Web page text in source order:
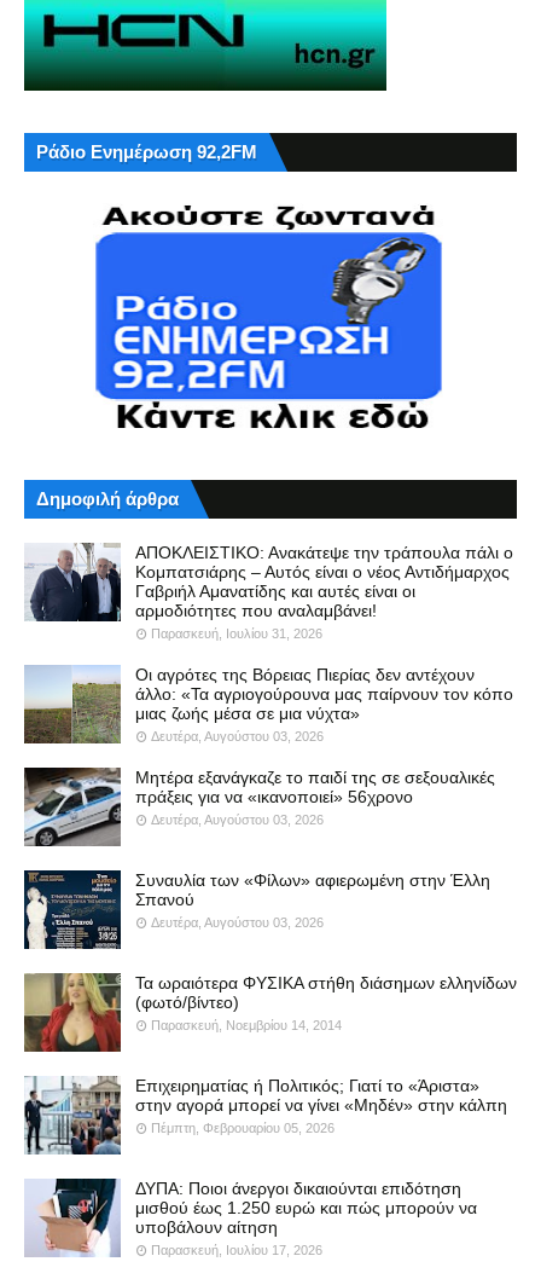
Ράδιο Ενημέρωση 92,2FM
Δημοφιλή άρθρα
ΑΠΟΚΛΕΙΣΤΙΚΟ: Ανακάτεψε την τράπουλα πάλι ο
Κομπατσιάρης – Αυτός είναι ο νέος Αντιδήμαρχος
Γαβριήλ Αμανατίδης και αυτές είναι οι
αρμοδιότητες που αναλαμβάνει!
Παρασκευή, Ιουλίου 31, 2026
Οι αγρότες της Βόρειας Πιερίας δεν αντέχουν
άλλο: «Τα αγριογούρουνα μας παίρνουν τον κόπο
μιας ζωής μέσα σε μια νύχτα»
Δευτέρα, Αυγούστου 03, 2026
Μητέρα εξανάγκαζε το παιδί της σε σεξουαλικές
πράξεις για να «ικανοποιεί» 56χρονο
Δευτέρα, Αυγούστου 03, 2026
Συναυλία των «Φίλων» αφιερωμένη στην Έλλη
Σπανού
Δευτέρα, Αυγούστου 03, 2026
Τα ωραιότερα ΦΥΣΙΚΑ στήθη διάσημων ελληνίδων
(φωτό/βίντεο)
Παρασκευή, Νοεμβρίου 14, 2014
Επιχειρηματίας ή Πολιτικός; Γιατί το «Άριστα»
στην αγορά μπορεί να γίνει «Μηδέν» στην κάλπη
Πέμπτη, Φεβρουαρίου 05, 2026
ΔΥΠΑ: Ποιοι άνεργοι δικαιούνται επιδότηση
μισθού έως 1.250 ευρώ και πώς μπορούν να
υποβάλουν αίτηση
Παρασκευή, Ιουλίου 17, 2026